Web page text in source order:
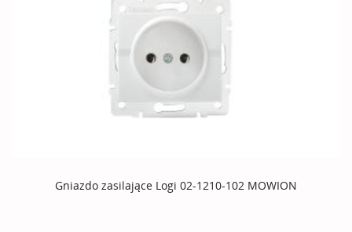
Gniazdo zasilające Logi 02-1210-102 MOWION